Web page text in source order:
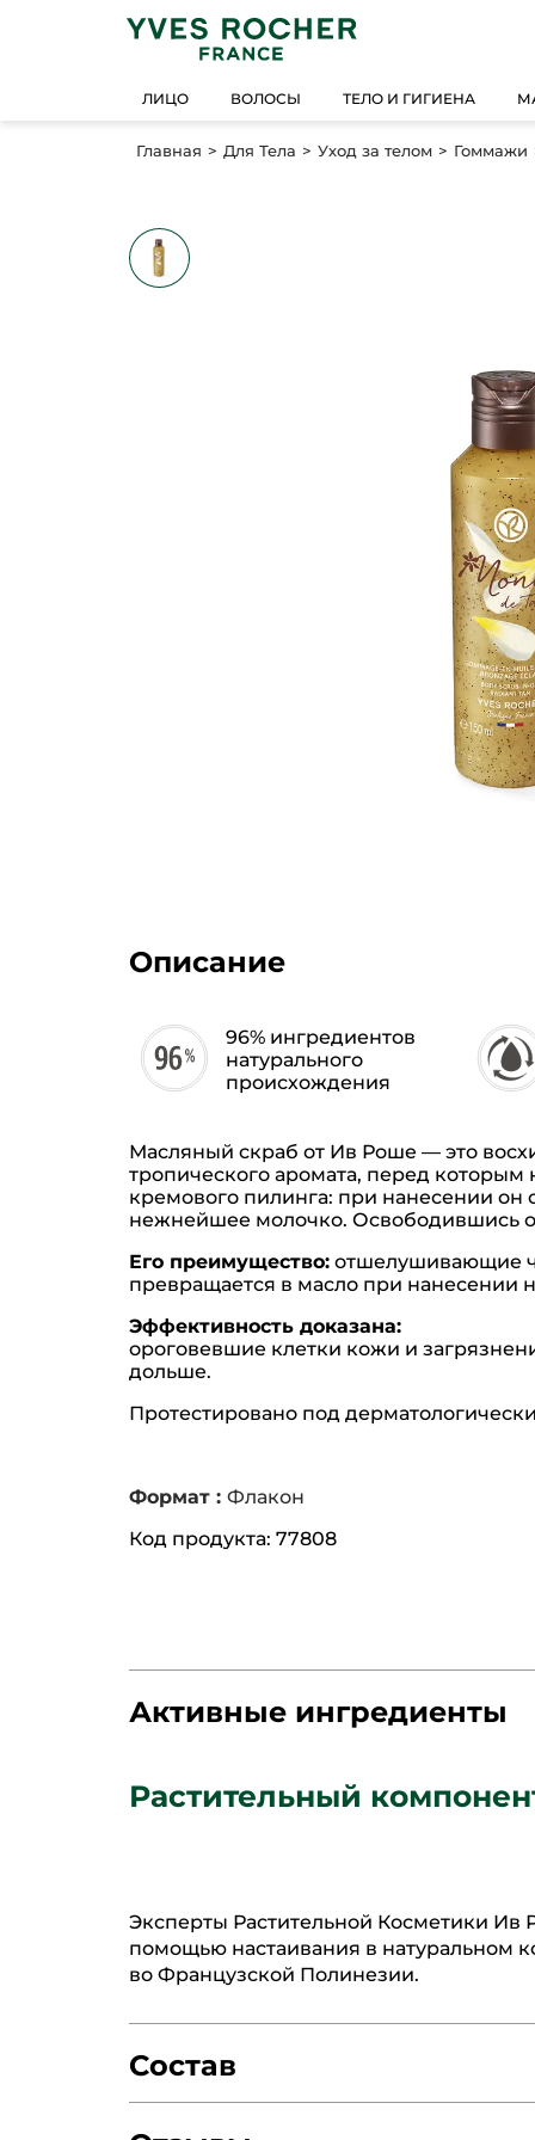
ЛИЦО ВОЛОСЫ ТЕЛО И ГИГИЕНА
Главная Для Тела Уход за телом Гоммажи
Описание
96% ингредиентов
натурального
происхождения
Масляный скраб от Ив Роше — это
тропического аромата, перед
кремового пилинга: при нанесении он
нежнейшее молочко. Освободившись
Его преимущество: отшелушивающие
превращается в масло при нанесении
Эффективность доказана:
ороговевшие клетки кожи и
дольше.
Протестировано под
Формат : Флакон
Код продукта: 77808
Активные ингредиенты
Растительный
Эксперты Растительной Косметики
помощью настаивания в натуральном
во Французской Полинезии.
Состав